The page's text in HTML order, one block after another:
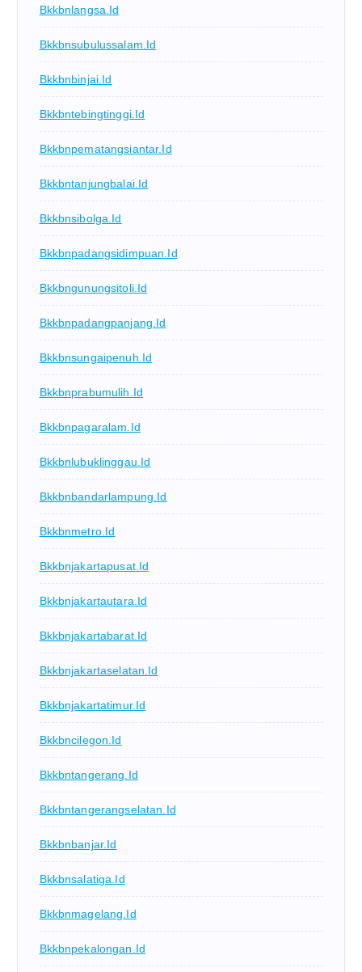
Bkkbnlangsa.id
Bkkbnsubulussalam.id
Bkkbnbinjai.id
Bkkbntebingtinggi.id
Bkkbnpematangsiantar.id
Bkkbntanjungbalai.id
Bkkbnsibolga.id
Bkkbnpadangsidimpuan.id
Bkkbngunungsitoli.id
Bkkbnpadangpanjang.id
Bkkbnsungaipenuh.id
Bkkbnprabumulih.id
Bkkbnpagaralam.id
Bkkbnlubuklinggau.id
Bkkbnbandarlampung.id
Bkkbnmetro.id
Bkkbnjakartapusat.id
Bkkbnjakartautara.id
Bkkbnjakartabarat.id
Bkkbnjakartaselatan.id
Bkkbnjakartatimur.id
Bkkbncilegon.id
Bkkbntangerang.id
Bkkbntangerangselatan.id
Bkkbnbanjar.id
Bkkbnsalatiga.id
Bkkbnmagelang.id
Bkkbnpekalongan.id